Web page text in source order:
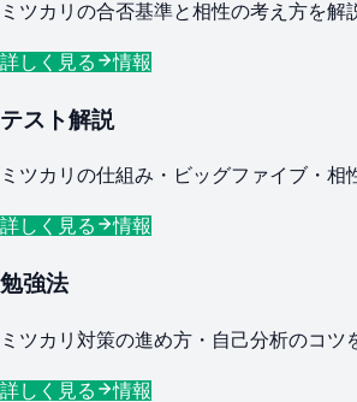
ミツカリの合否基準と相性の考え方を解
詳しく見る 情報
テスト解説
ミツカリの仕組み・ビッグファイブ・相
詳しく見る 情報
勉強法
ミツカリ対策の進め方・自己分析のコツ
詳しく見る 情報